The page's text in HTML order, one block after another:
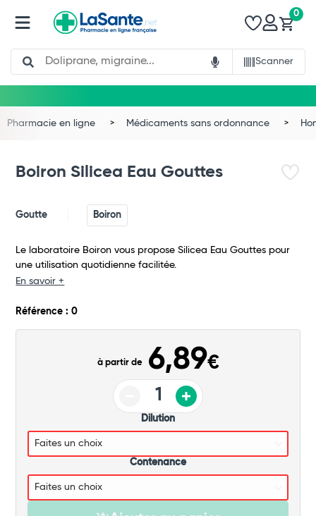
Search
Scanner
0
Total
Pharmacie en ligne Médicaments sans ordonnance
Boiron Silicea Eau Gouttes
Goutte Boiron
Le laboratoire Boiron vous propose Silicea Eau Gouttes pour
une utilisation quotidienne facilitée.
En savoir +
Référence : 0
à partir de 6,89€
Dilution
Contenance